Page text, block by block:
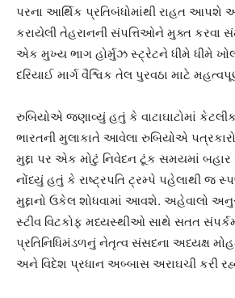
પરના આર્થિક પ્રતિબંધોમાંથી રાહત આપશે
કરાયેલી તેહરાનની સંપત્તિઓને મુક્ત કરવા
એક મુખ્ય ભાગ હોર્મુઝ સ્ટ્રેટને ધીમે ધીમે
દરિયાઈ માર્ગ વૈશ્વિક તેલ પુરવઠા માટે
રુબિયોએ જણાવ્યું હતું કે વાટાઘાટોમાં
ભારતની મુલાકાતે આવેલા રુબિયોએ
મુદ્દા પર એક મોટું નિવેદન ટૂંક સમયમાં
નોંધ્યું હતું કે રાષ્ટ્રપતિ ટ્રમ્પે પહેલાથી જ
મુદ્દાનો ઉકેલ શોધવામાં આવશે. અહેવાલો
સ્ટીવ વિટકોફ મધ્યસ્થીઓ સાથે સતત
પ્રતિનિધિમંડળનું નેતૃત્વ સંસદના અધ્યક્ષ
અને વિદેશ પ્રધાન અબ્બાસ અરાઘચી કરી